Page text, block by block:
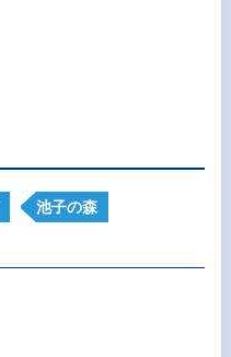
池子の森